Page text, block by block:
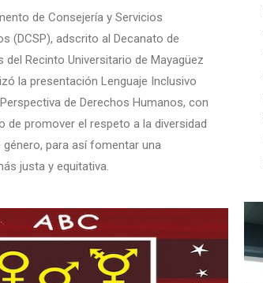
de Consejería y Servicios
(DCSP), adscrito al Decanato de
del Recinto Universitario de Mayagüez
la presentación Lenguaje Inclusivo
de Derechos Humanos, con
de promover el respeto a la diversidad
género, para así fomentar una
justa y equitativa.